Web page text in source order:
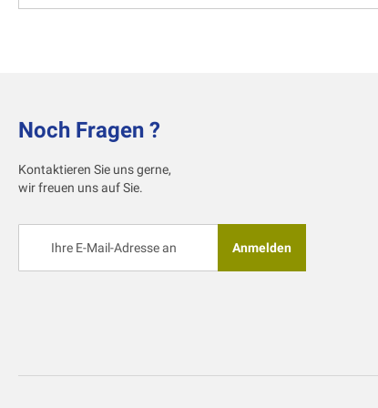
Noch Fragen ?
Kontaktieren Sie uns gerne,
wir freuen uns auf Sie.
sich
Anmelden